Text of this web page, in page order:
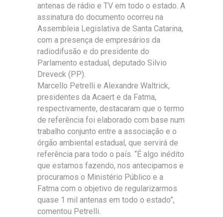
antenas de rádio e TV em todo o estado. A
assinatura do documento ocorreu na
Assembleia Legislativa de Santa Catarina,
com a presença de empresários da
radiodifusão e do presidente do
Parlamento estadual, deputado Silvio
Dreveck (PP).
Marcello Petrelli e Alexandre Waltrick,
presidentes da Acaert e da Fatma,
respectivamente, destacaram que o termo
de referência foi elaborado com base num
trabalho conjunto entre a associação e o
órgão ambiental estadual, que servirá de
referência para todo o país. “É algo inédito
que estamos fazendo, nos antecipamos e
procuramos o Ministério Público e a
Fatma com o objetivo de regularizarmos
quase 1 mil antenas em todo o estado”,
comentou Petrelli.